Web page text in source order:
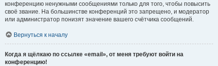
конференцию ненужными сообщениями только для того, чтобы повысить
своё звание. На большинстве конференций это запрещено, и модератор
или администратор понизят значение вашего счётчика сообщений.
Вернуться к началу
Когда я щёлкаю по ссылке «email», от меня требуют войти на
конференцию!